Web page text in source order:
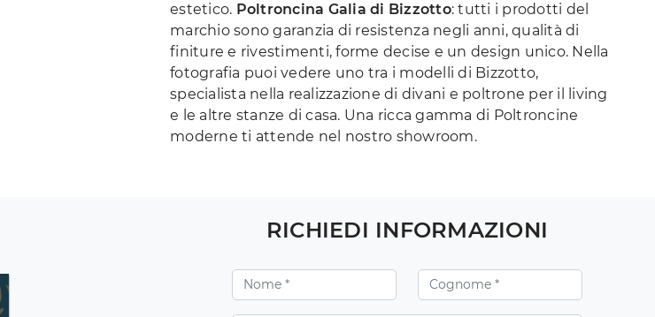
estetico. Poltroncina Galia di Bizzotto: tutti i prodotti del
marchio sono garanzia di resistenza negli anni, qualità di
finiture e rivestimenti, forme decise e un design unico. Nella
fotografia puoi vedere uno tra i modelli di Bizzotto,
specialista nella realizzazione di divani e poltrone per il living
e le altre stanze di casa. Una ricca gamma di Poltroncine
moderne ti attende nel nostro showroom.
RICHIEDI INFORMAZIONI